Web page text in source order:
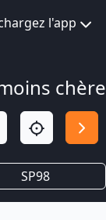
l'app
chère
SP98